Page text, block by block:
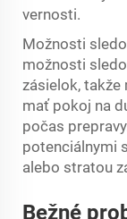
vernosti.
Možnosti
možnosti
zásielok, takže
mať pokoj na
počas
potenciálnymi
alebo stratou
Bežné